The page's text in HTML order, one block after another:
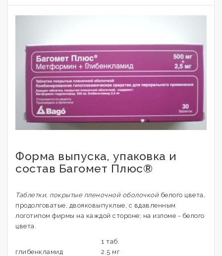
Форма выпуска, упаковка и
состав Багомет Плюс®
Таблетки, покрытые пленочной оболочкойбелого цвета,
продолговатые, двояковыпуклые, с вдавленным
логотипом фирмы на каждой стороне; на изломе - белого
цвета.
1 таб.
глибенкламид
2.5 мг